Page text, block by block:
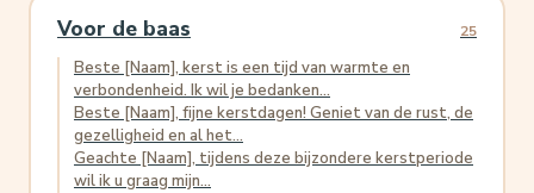
Voor de baas 25
Beste [Naam], kerst is een tijd van warmte en
verbondenheid. Ik wil je bedanken...
Beste [Naam], fijne kerstdagen! Geniet van de rust, de
gezelligheid en al het...
Geachte [Naam], tijdens deze bijzondere kerstperiode
wil ik u graag mijn...